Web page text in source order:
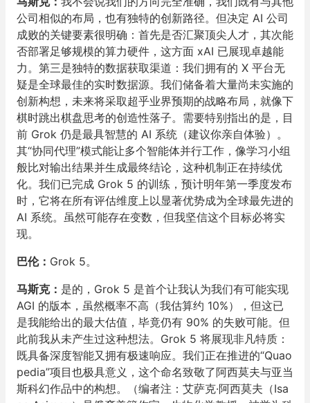
公司相似的布局，也有独特的创新路径。但决定 AI 公司
成败的关键要素很明确：首先是否汇聚顶尖人才，其次能
否部署足够规模的算力硬件，这方面 xAI 已展现卓越能
力。第三是独特的数据获取渠道：我们拥有的 X 平台无
疑是全球最佳的实时数据源。我们储备着大量尚未实施的
创新构想，未来将采取超乎业界预期的战略布局，就像下
棋时跳出棋盘思考的创造性落子。需要特别指出的是，目
前 Grok 仍是最具智慧的 AI 系统（建议你亲自体验）。
其“协同代理”模式能让多个智能体并行工作，像学习小组
般比对输出结果并生成最终结论，这种机制正在持续优
化。我们已完成 Grok 5 的训练，预计明年第一季度发布
时，它将在所有评估维度上以显著优势成为全球最先进的
AI 系统。虽然可能存在变数，但我坚信这个目标必将实
现。
巴伦： Grok 5。
马斯克： 是的，Grok 5 是首个让我认为我们有可能实现
AGI 的版本，虽然概率不高（我估算约 10%），但这已
是我能给出的最大估值，毕竟仍有 90% 的失败可能。但
此前我从未产生过这种想法。Grok 5 将展现非凡特质：
既具备深度智能又拥有极速响应。我们正在推进的“Quao
pedia”项目也极具意义，这个命名致敬了阿西莫夫与亚当
斯科幻作品中的构想。（编者注：艾萨克·阿西莫夫（Isa